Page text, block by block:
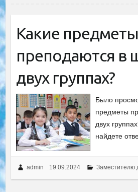
Какие предметы
преподаются в
двух группах?
Было
предметы
двух
найдете
admin 19.09.2024 Заместителю